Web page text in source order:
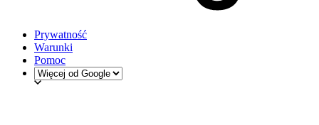
Prywatność
Warunki
Pomoc